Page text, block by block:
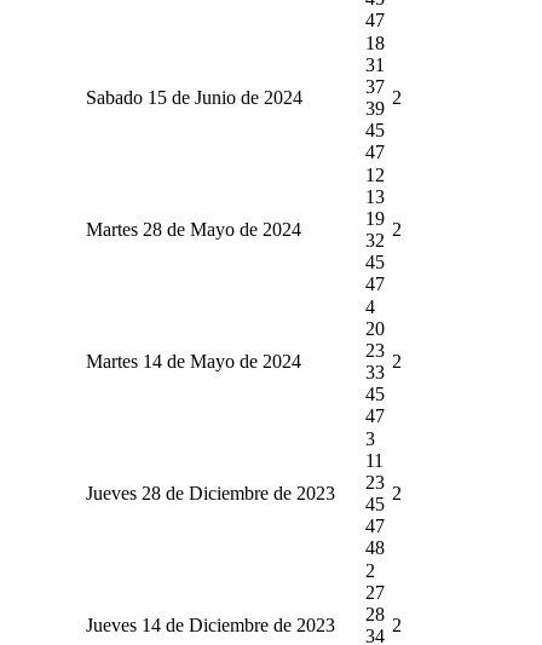
47
Sabado 15 de Junio de 2024
18
31
37
39
45
47
2
Martes 28 de Mayo de 2024
12
13
19
32
45
47
2
Martes 14 de Mayo de 2024
4
20
23
33
45
47
2
Jueves 28 de Diciembre de 2023
3
11
23
45
47
48
2
Jueves 14 de Diciembre de 2023
2
27
28
34
2